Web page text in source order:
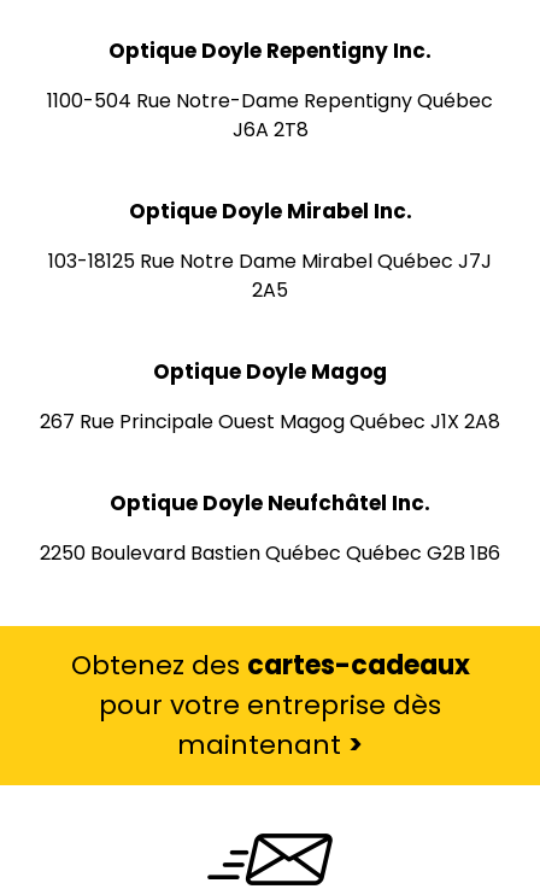
Optique Doyle Repentigny Inc.
1100-504 Rue Notre-Dame Repentigny Québec
J6A 2T8
Optique Doyle Mirabel Inc.
103-18125 Rue Notre Dame Mirabel Québec J7J
2A5
Optique Doyle Magog
267 Rue Principale Ouest Magog Québec J1X 2A8
Optique Doyle Neufchâtel Inc.
2250 Boulevard Bastien Québec Québec G2B 1B6
Obtenez des cartes-cadeaux
pour votre entreprise dès
maintenant >